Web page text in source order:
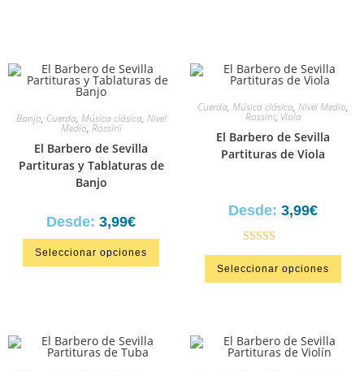
Banjo, Cuerda, Música clásica, Nivel
Medio, Rossini
El Barbero de Sevilla
Partituras y Tablaturas de
Banjo
Desde: 3,99€
Seleccionar opciones
Cuerda, Música clásica, Nivel Medio,
Rossini, Viola
El Barbero de Sevilla
Partituras de Viola
Desde: 3,99€
Valorado en
5.00de 5
Seleccionar opciones